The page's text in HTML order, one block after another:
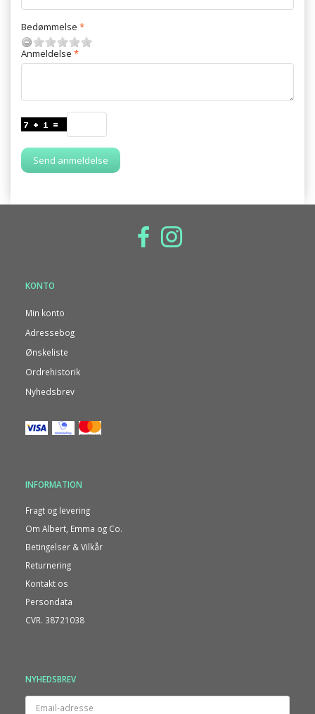
Bedømmelse
Anmeldelse
Send anmeldelse
KONTO
Min konto
Adressebog
Ønskeliste
Ordrehistorik
Nyhedsbrev
INFORMATION
Fragt og levering
Om Albert, Emma og Co.
Betingelser & Vilkår
Returnering
Kontakt os
Persondata
CVR. 38721038
NYHEDSBREV
Email-